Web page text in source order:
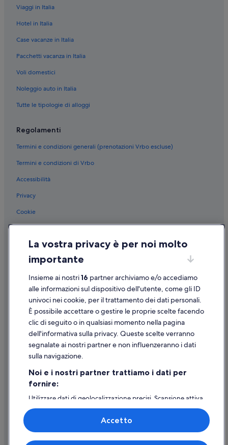
Viaggi in Italia
Hotel in Italia
Case vacanze in Italia
Pacchetti vacanza in Italia
Voli domestici
Noleggio auto in Italia
Tutte le tipologie di alloggi
Regolamenti
Termini e condizioni generali (prenotazioni Vrbo escluse)
Termini e condizioni di Vrbo
Accessibilità
Privacy
Cookie
Informazioni legali/Contatti
Linee guida sui contenuti e segnalazione dei contenuti
Supporto
Assistenza clienti
Contattaci
Come cancellare un volo
Come modificare la prenotazione di un hotel o una casa vacanze
Utilizzare un coupon Expedia
Documenti per i viaggi internazionali
La vostra privacy è per noi molto
importante
Insieme ai nostri16 partner archiviamo e/o accediamo
alle informazioni sul dispositivo dell'utente, come gli ID
univoci nei cookie, per il trattamento dei dati personali.
È possibile accettare o gestire le proprie scelte facendo
clic di seguito o in qualsiasi momento nella pagina
dell'informativa sulla privacy. Queste scelte verranno
segnalate ai nostri partner e non influenzeranno i dati
sulla navigazione.
Noi e i nostri partner trattiamo i dati per
fornire:
Utilizzare dati di geolocalizzazione precisi. Scansione attiva
delle caratteristiche del dispositivo ai fini
dell’identificazione. Archiviare informazioni su dispositivo
e/o accedervi. Pubblicità e contenuti personalizzati,
misurazione delle prestazioni dei contenuti e degli
annunci, ricerche sul pubblico, sviluppo di servizi.
Accetto